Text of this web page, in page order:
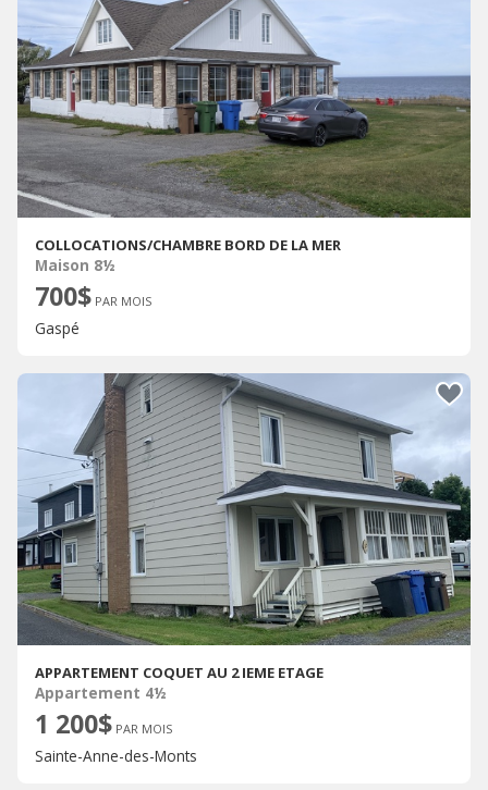
COLLOCATIONS/CHAMBRE BORD DE LA MER
Maison 8½
700$ PAR MOIS
Gaspé
APPARTEMENT COQUET AU 2 IEME ETAGE
Appartement 4½
1 200$ PAR MOIS
Sainte-Anne-des-Monts